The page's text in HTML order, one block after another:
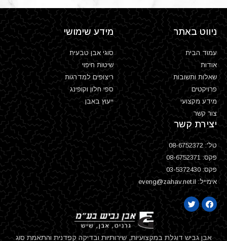
ניווט באתר
עמוד הבית
אודות
שאלות ותשובות
פרויקטים
מידע מקצועי
צור קשר
מידע שימושי
סוגי אבן טבעית
שיטות חיפוי
ריצופים למדרגות
ספי חלון וקופינג
ייעוץ באבן
יצירת קשר
טל': 08-6752372
פקס: 08-6752371
פקס: 03-5372430
אימייל: eveng@zahav.net.il
אבן גביש דוגלת במקצועיות, שירותיות ובדיקה קפדנית והתאמת סוג